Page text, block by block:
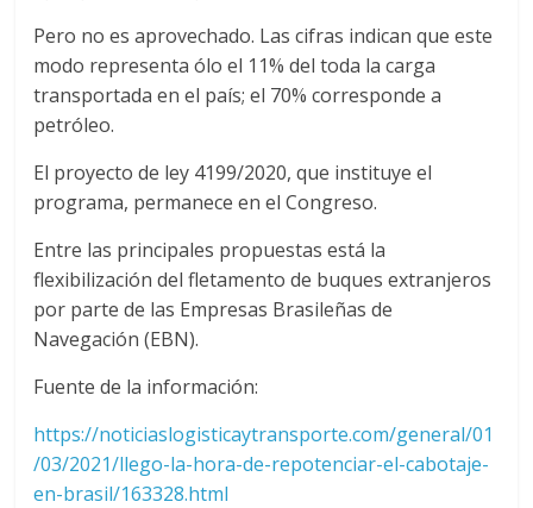
a
n
s
p
o
r
t
Pero no es aprovechado. Las cifras indican que este
modo representa ólo el 11% del toda la carga
transportada en el país; el 70% corresponde a
petróleo.
El proyecto de ley 4199/2020, que instituye el
programa, permanece en el Congreso.
Entre las principales propuestas está la
flexibilización del fletamento de buques extranjeros
por parte de las Empresas Brasileñas de
Navegación (EBN).
Fuente de la información:
https://noticiaslogisticaytransporte.com/general/01
/03/2021/llego-la-hora-de-repotenciar-el-cabotaje-
en-brasil/163328.html